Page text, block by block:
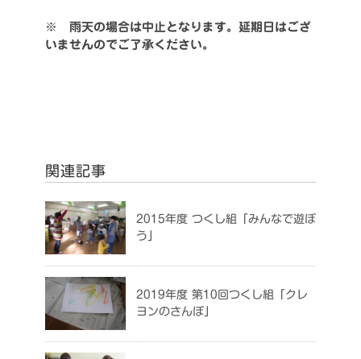
※ 雨天の場合は中止となります。延期日はござ
いませんのでご了承ください。
関連記事
2015年度 つくし組「みんなで遊ぼ
う」
2019年度 第10回つくし組「クレ
ヨンのさんぽ」